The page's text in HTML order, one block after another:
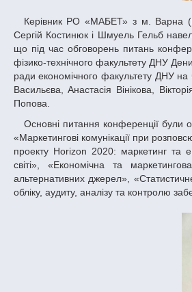
Керівник РО «МАБЕТ» з м. Варна (Болгарія) Ніколай Новіков, професор Володимир Задорський та представники ТОВ «Новотех ЛТД»
Сергій Костинюк і Шмуель Гельб
що під час обговорень питань
фізико-технічного факультету ДНУ
ради економічного факультету ДНУ на
Васильєва, Анастасія Вінікова,
Попова.
Основні питання конференції були обговорені під час роботи таких секцій: «Енергоменеджмент та енергоаудит в промисловості та ЖКГ»,
«Маркетингові комунікації при
проекту Horizon 2020: маркетинг та
світі», «Економічна та
альтернативних джерел»,
обліку, аудиту, аналізу та контролю